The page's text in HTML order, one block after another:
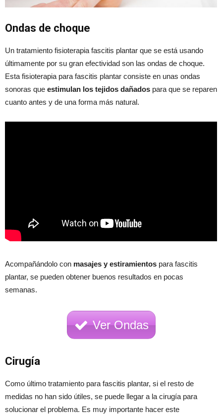
Ondas de choque
Un tratamiento fisioterapia fascitis plantar que se está usando
últimamente por su gran efectividad son las ondas de choque.
Esta fisioterapia para fascitis plantar consiste en unas ondas
sonoras que estimulan los tejidos dañados para que se reparen
cuanto antes y de una forma más natural.
Acompañándolo con masajes y estiramientos para fascitis
plantar, se pueden obtener buenos resultados en pocas
semanas.
Ver Ondas
Cirugía
Como último tratamiento para fascitis plantar, si el resto de
medidas no han sido útiles, se puede llegar a la cirugía para
solucionar el problema. Es muy importante hacer este